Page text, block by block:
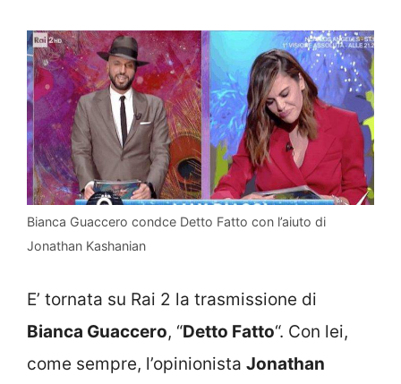
Bianca Guaccero condce Detto Fatto con l’aiuto di
Jonathan Kashanian
E’ tornata su Rai 2 la trasmissione di
Bianca Guaccero, “Detto Fatto“. Con lei,
come sempre, l’opinionista Jonathan